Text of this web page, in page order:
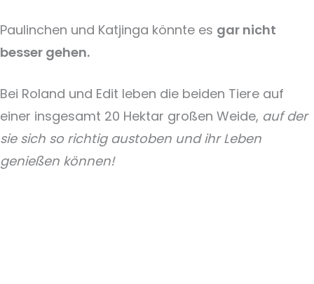
Paulinchen und Katjinga könnte es gar nicht
besser gehen.
Bei Roland und Edit leben die beiden Tiere auf
einer insgesamt 20 Hektar großen Weide, auf der
sie sich so richtig austoben und ihr Leben
genießen können!